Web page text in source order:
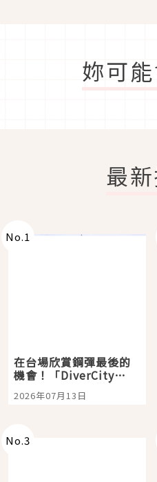
妳可
最
No.1
在台場欣賞鋼彈最後的
機會！「DiverCity
Tokyo Plaza」搭船、
購物、美食及夜景，一
2026年07月13日
No.3